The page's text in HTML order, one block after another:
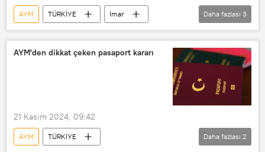
AYM TÜRKİYE
İmar
Deprem
Resmi Gazete
Anayasa Mahkemesi (AYM)
Daha fazlası 3
AYM'den dikkat çeken pasaport kararı
21 Kasım 2024, 09:42
AYM
TÜRKİYE
Daha fazlası 2